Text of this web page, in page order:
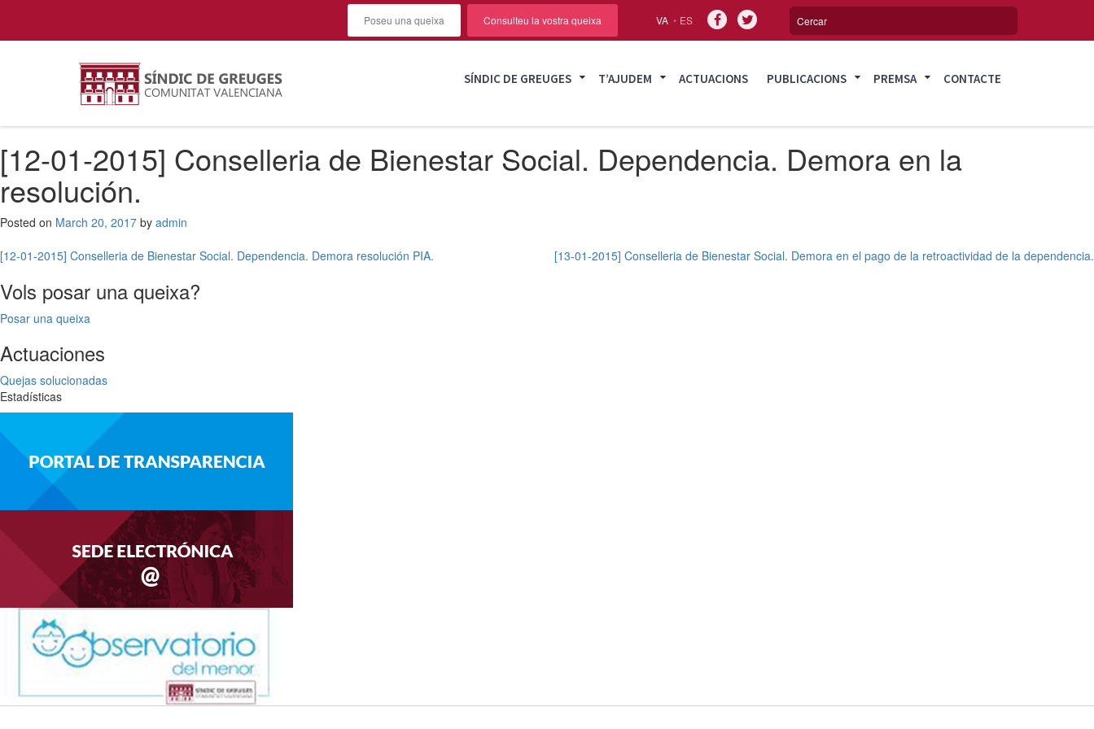
VA ES
Poseu una queixa Consulteu la vostra queixa
SÍNDIC DE GREUGES T’AJUDEM ACTUACIONS PUBLICACIONS PREMSA CONTACTE
[12-01-2015] Conselleria de Bienestar Social. Dependencia. Demora en la
resolución.
Posted on March 20, 2017 by admin
Post
navigation
[12-01-2015] Conselleria de Bienestar Social. Dependencia. Demora resolución PIA. [13-01-2015] Conselleria de Bienestar Social. Demora en el pago de la retroactividad de la dependencia.
Vols posar una queixa?
Posar una queixa
Actuaciones
Quejas solucionadas
Estadísticas